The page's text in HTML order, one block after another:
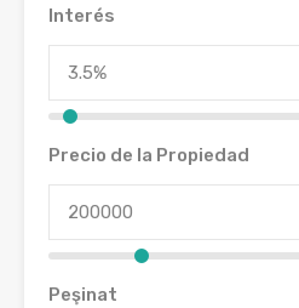
Interés
Precio de la Propiedad
Peşinat